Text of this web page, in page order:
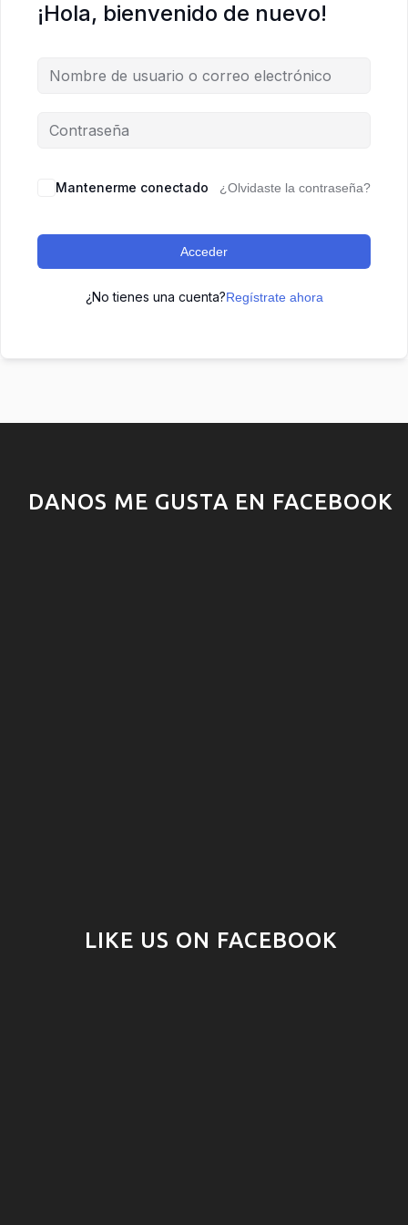
¡Hola, bienvenido de nuevo!
Mantenerme conectado ¿Olvidaste la contraseña?
Acceder
¿No tienes una cuenta?Regístrate ahora
DANOS ME GUSTA EN FACEBOOK
LIKE US ON FACEBOOK